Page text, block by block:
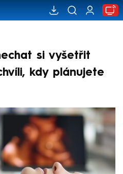
si vyšetřit
kdy plánujete